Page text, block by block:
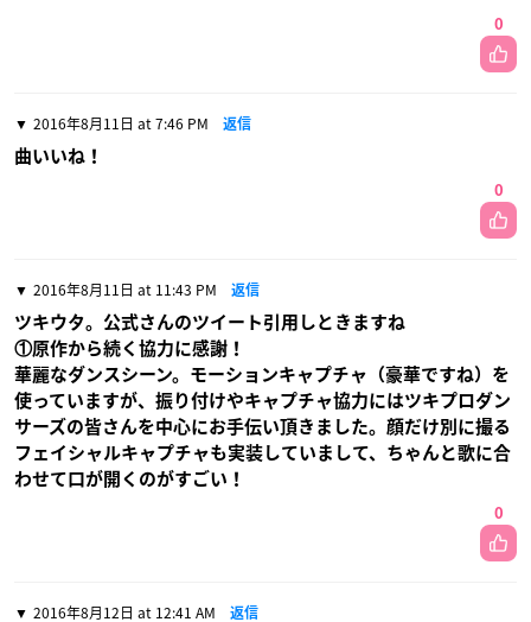
0
2016年8月11日 at 7:46 PM 返信
曲いいね！
0
2016年8月11日 at 11:43 PM 返信
ツキウタ。公式さんのツイート引用しときますね
①原作から続く協力に感謝！
華麗なダンスシーン。モーションキャプチャ（豪華ですね）を
使っていますが、振り付けやキャプチャ協力にはツキプロダン
サーズの皆さんを中心にお手伝い頂きました。顔だけ別に撮る
フェイシャルキャプチャも実装していまして、ちゃんと歌に合
わせて口が開くのがすごい！
0
2016年8月12日 at 12:41 AM 返信